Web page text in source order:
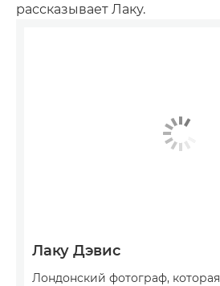
рассказывает Лаку.
Лаку Дэвис
Лондонский фотограф, которая